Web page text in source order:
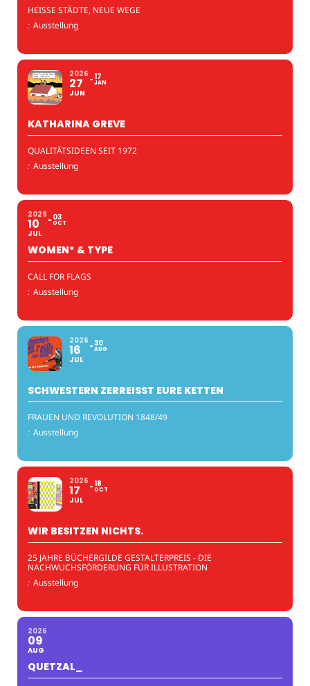
HEISSE STÄDTE, NEUE WEGE
: Ausstellung
2026
27
JUN
17
JAN
KATHARINA GREVE
QUALITÄTSIDEEN SEIT 1972
: Ausstellung
2026
10
JUL
03
OCT
WOMEN* & TYPE
CALL FOR FLAGS
: Ausstellung
2026
16
JUL
30
AUG
SCHWESTERN ZERREISST EURE KETTEN
FRAUEN UND REVOLUTION 1848/49
: Ausstellung
2026
17
JUL
18
OCT
WIR BESITZEN NICHTS.
25 JAHRE BÜCHERGILDE GESTALTERPREIS - DIE
NACHWUCHSFÖRDERUNG FÜR ILLUSTRATION
: Ausstellung
2026
09
AUG
QUETZAL_